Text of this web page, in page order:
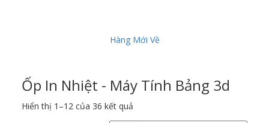
Hàng Mới Về
Ốp In Nhiệt - Máy Tính Bảng 3d
Hiển thị 1–12 của 36 kết quả